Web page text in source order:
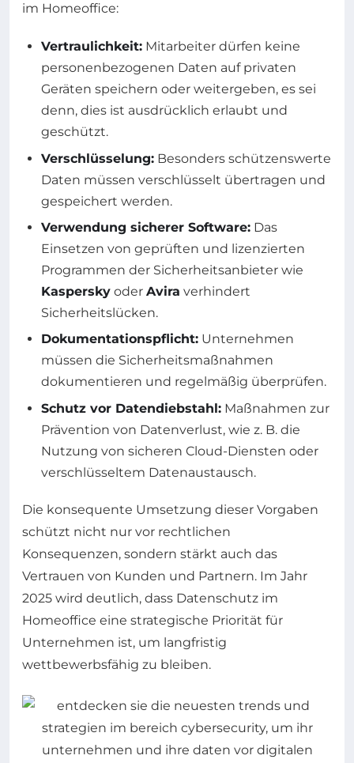
im Homeoffice:
Vertraulichkeit: Mitarbeiter dürfen keine
personenbezogenen Daten auf privaten
Geräten speichern oder weitergeben, es sei
denn, dies ist ausdrücklich erlaubt und
geschützt.
Verschlüsselung: Besonders schützenswerte
Daten müssen verschlüsselt übertragen und
gespeichert werden.
Verwendung sicherer Software: Das
Einsetzen von geprüften und lizenzierten
Programmen der Sicherheitsanbieter wie
Kaspersky oder Avira verhindert
Sicherheitslücken.
Dokumentationspflicht: Unternehmen
müssen die Sicherheitsmaßnahmen
dokumentieren und regelmäßig überprüfen.
Schutz vor Datendiebstahl: Maßnahmen zur
Prävention von Datenverlust, wie z. B. die
Nutzung von sicheren Cloud-Diensten oder
verschlüsseltem Datenaustausch.
Die konsequente Umsetzung dieser Vorgaben
schützt nicht nur vor rechtlichen
Konsequenzen, sondern stärkt auch das
Vertrauen von Kunden und Partnern. Im Jahr
2025 wird deutlich, dass Datenschutz im
Homeoffice eine strategische Priorität für
Unternehmen ist, um langfristig
wettbewerbsfähig zu bleiben.